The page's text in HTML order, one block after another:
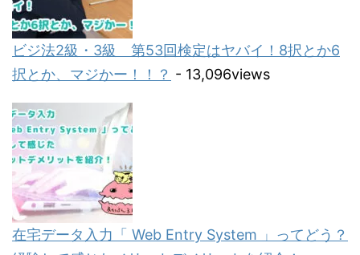
ビジ法2級・3級 第53回検定はヤバイ！8択とか6
択とか、マジかー！！？ - 13,096views
在宅データ入力「 Web Entry System 」ってどう？